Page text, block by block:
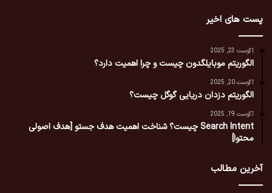
پست های اخیر
آگوست 23, 2025
الگوریتم موبایلگدون چیست و چرا اهمیت دارد؟
آگوست 20, 2025
الگوریتم دزدان دریایی گوگل چیست؟
آگوست 19, 2025
Search Intent چیست؟ شناخت اهمیت هدف جستو [هدف اصولی
محتوا]
آخرین مطالب